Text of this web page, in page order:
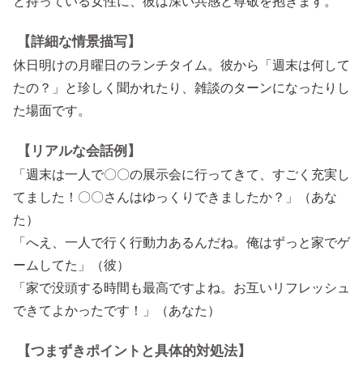
【詳細な情景描写】
休日明けの月曜日のランチタイム。彼から「週末は何して
たの？」と珍しく聞かれたり、雑談のターンになったりし
た場面です。
【リアルな会話例】
「週末は一人で〇〇の展示会に行ってきて、すごく充実し
てました！〇〇さんはゆっくりできましたか？」（あな
た）
「へえ、一人で行く行動力あるんだね。俺はずっと家でゲ
ームしてた」（彼）
「家で没頭する時間も最高ですよね。お互いリフレッシュ
できてよかったです！」（あなた）
【つまずきポイントと具体的対処法】